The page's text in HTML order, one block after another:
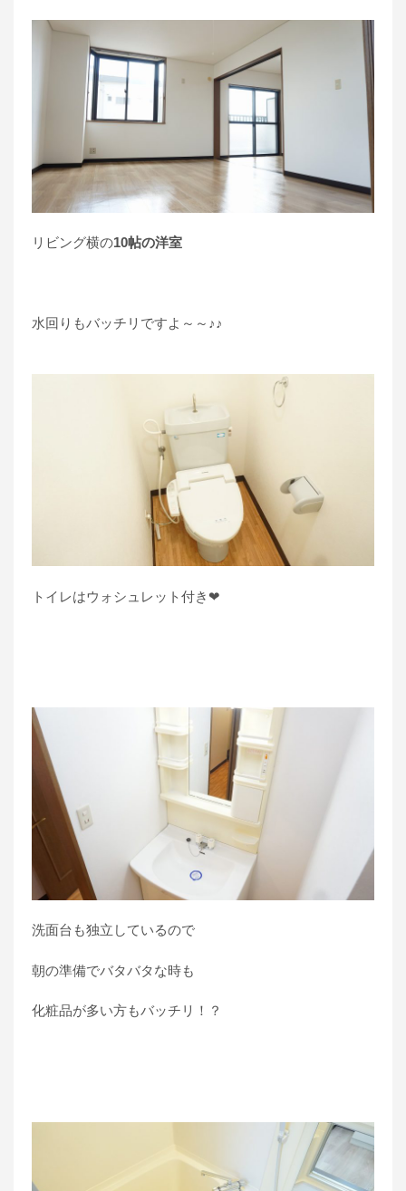
リビング横の10帖の洋室
水回りもバッチリですよ～～♪♪
トイレはウォシュレット付き❤
洗面台も独立しているので
朝の準備でバタバタな時も
化粧品が多い方もバッチリ！？